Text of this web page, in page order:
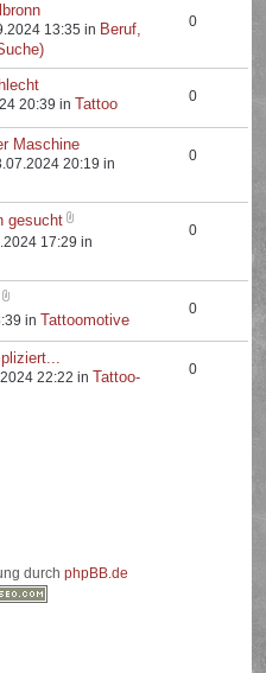
13:35 in Beruf,
0
20:39 in Tattoo 0
Maschine
20:19 in 0
gesucht
17:29 in
0
in Tattoomotive
0
22:22 in Tattoo-
0
durch phpBB.de